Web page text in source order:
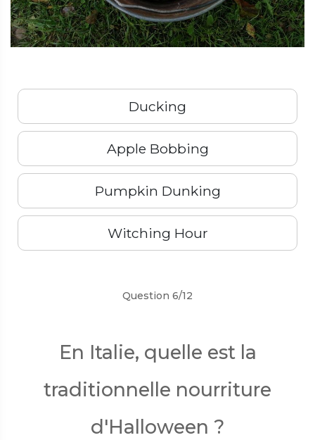
Ducking
Apple Bobbing
Pumpkin Dunking
Witching Hour
Précédent Suivant
Question 6/12
En Italie, quelle est la
traditionnelle nourriture
d'Halloween ?